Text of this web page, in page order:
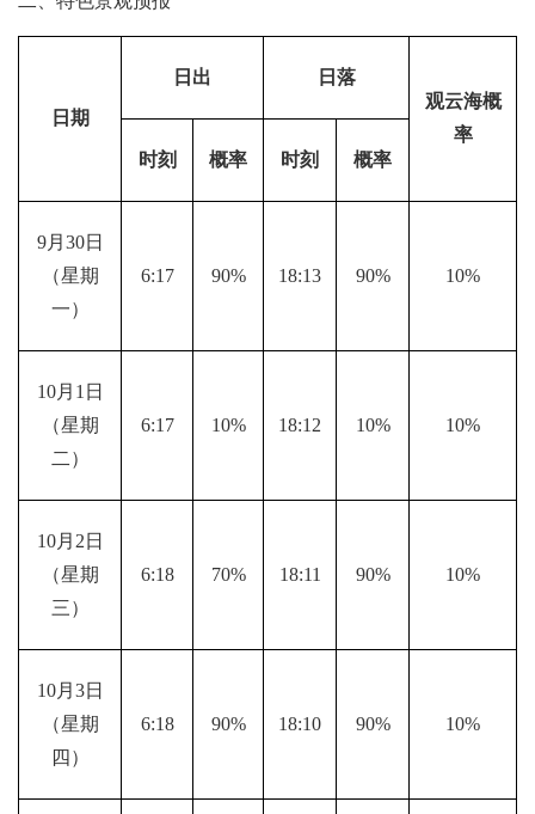
日期
日出
日落
观云海概
率
时刻
概率 时刻 概率
9月30日
（星期
一）
6:17 90% 18:13 90% 10%
10月1日
（星期
二）
6:17 10% 18:12 10% 10%
10月2日
（星期
三）
6:18 70% 18:11 90% 10%
10月3日
（星期
四）
6:18 90% 18:10 90% 10%